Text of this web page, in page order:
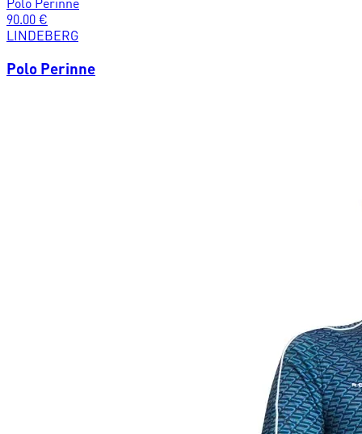
90.00 €
LINDEBERG
Polo Perinne